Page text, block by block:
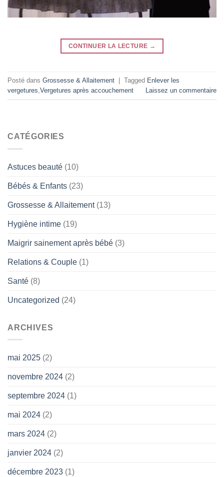
CONTINUER LA LECTURE →
Posté dans Grossesse & Allaitement | Tagged Enlever les
vergetures Vergetures après accouchement Laissez un commentaire
CATÉGORIES
Astuces beauté (10)
Bébés & Enfants (23)
Grossesse & Allaitement(13)
Hygiène intime (19)
Maigrir sainement après bébé (3)
Relations & Couple (1)
Santé (8)
Uncategorized (24)
ARCHIVES
mai 2025 (2)
novembre 2024 (2)
septembre 2024 (1)
mai 2024 (2)
mars 2024 (2)
janvier 2024 (2)
décembre 2023 (1)